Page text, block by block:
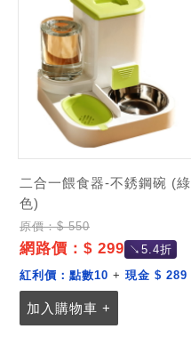
二合一餵食器-不銹鋼碗 (綠
色)
原價：$ 550
網路價：$ 299 ↘5.4折
紅利價： 點數10 + 現金 $ 289
加入購物車 +